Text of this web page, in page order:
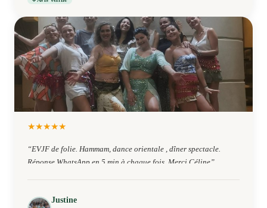
★★★★★
“EVJF de folie. Hammam, dance orientale , dîner spectacle.
Réponse WhatsApp en 5 min à chaque fois. Merci Céline”
Justine